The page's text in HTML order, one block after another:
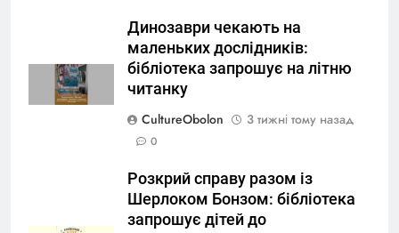
Динозаври чекають на
маленьких дослідників:
бібліотека запрошує на літню
читанку
CultureObolon
3 тижні тому назад
0
Розкрий справу разом із
Шерлоком Бонзом: бібліотека
запрошує дітей до